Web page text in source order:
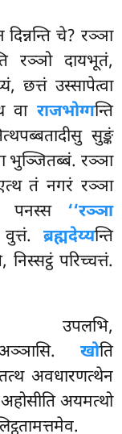
दिन्नन्ति चे? रञ्ञा
रञ्ञो दायभूतं,
छत्तं उस्सापेत्वा
वा राजभोग्गन्ति
सुङ्कं
भुञ्जितब्बं. रञ्ञा
तं नगरं रञ्ञा
पनस्स ‘‘रञ्ञा
ब्रह्मदेय्यन्ति
परिच्चत्तं.
अञ्ञासि. खोति
अवधारणत्थेन
अयमत्थो